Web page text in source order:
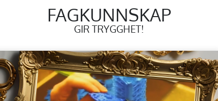
FAGKUNNSKAP
GIR TRYGGHET!